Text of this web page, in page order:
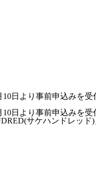
日より事前申込みを受
日より事前申込みを受
サケハンドレッド